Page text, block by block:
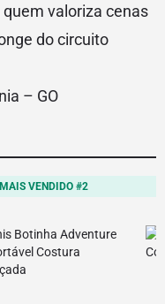
valoriza cenas
do circuito
– GO
MAIS VENDIDO #2